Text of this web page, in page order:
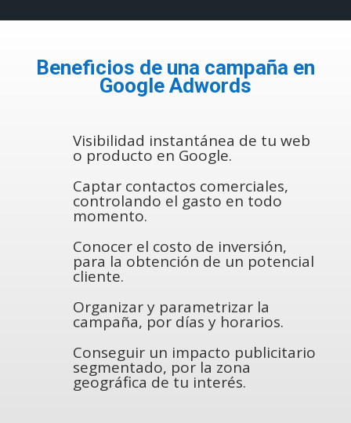
Beneficios de una campaña en
Google Adwords
Visibilidad instantánea de tu web
o producto en Google.
Captar contactos comerciales,
controlando el gasto en todo
momento.
Conocer el costo de inversión,
para la obtención de un potencial
cliente.
Organizar y parametrizar la
campaña, por días y horarios.
Conseguir un impacto publicitario
segmentado, por la zona
geográfica de tu interés.